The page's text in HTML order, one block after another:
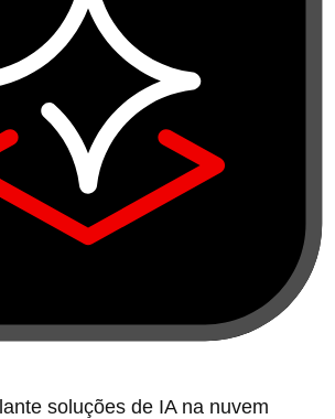
soluções de IA na nuvem